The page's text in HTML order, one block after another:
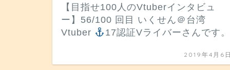
【目指せ100人のVtuberインタビュ
ー】56/100 回目 いくせん＠台湾
Vtuber
17認証Vライバーさんです。
2019年4月6